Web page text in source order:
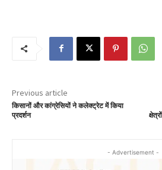
Previous article
किसानों और कांग्रेसियों ने कलेक्ट्रेट में किया
प्रदर्शन
- Advertisement -